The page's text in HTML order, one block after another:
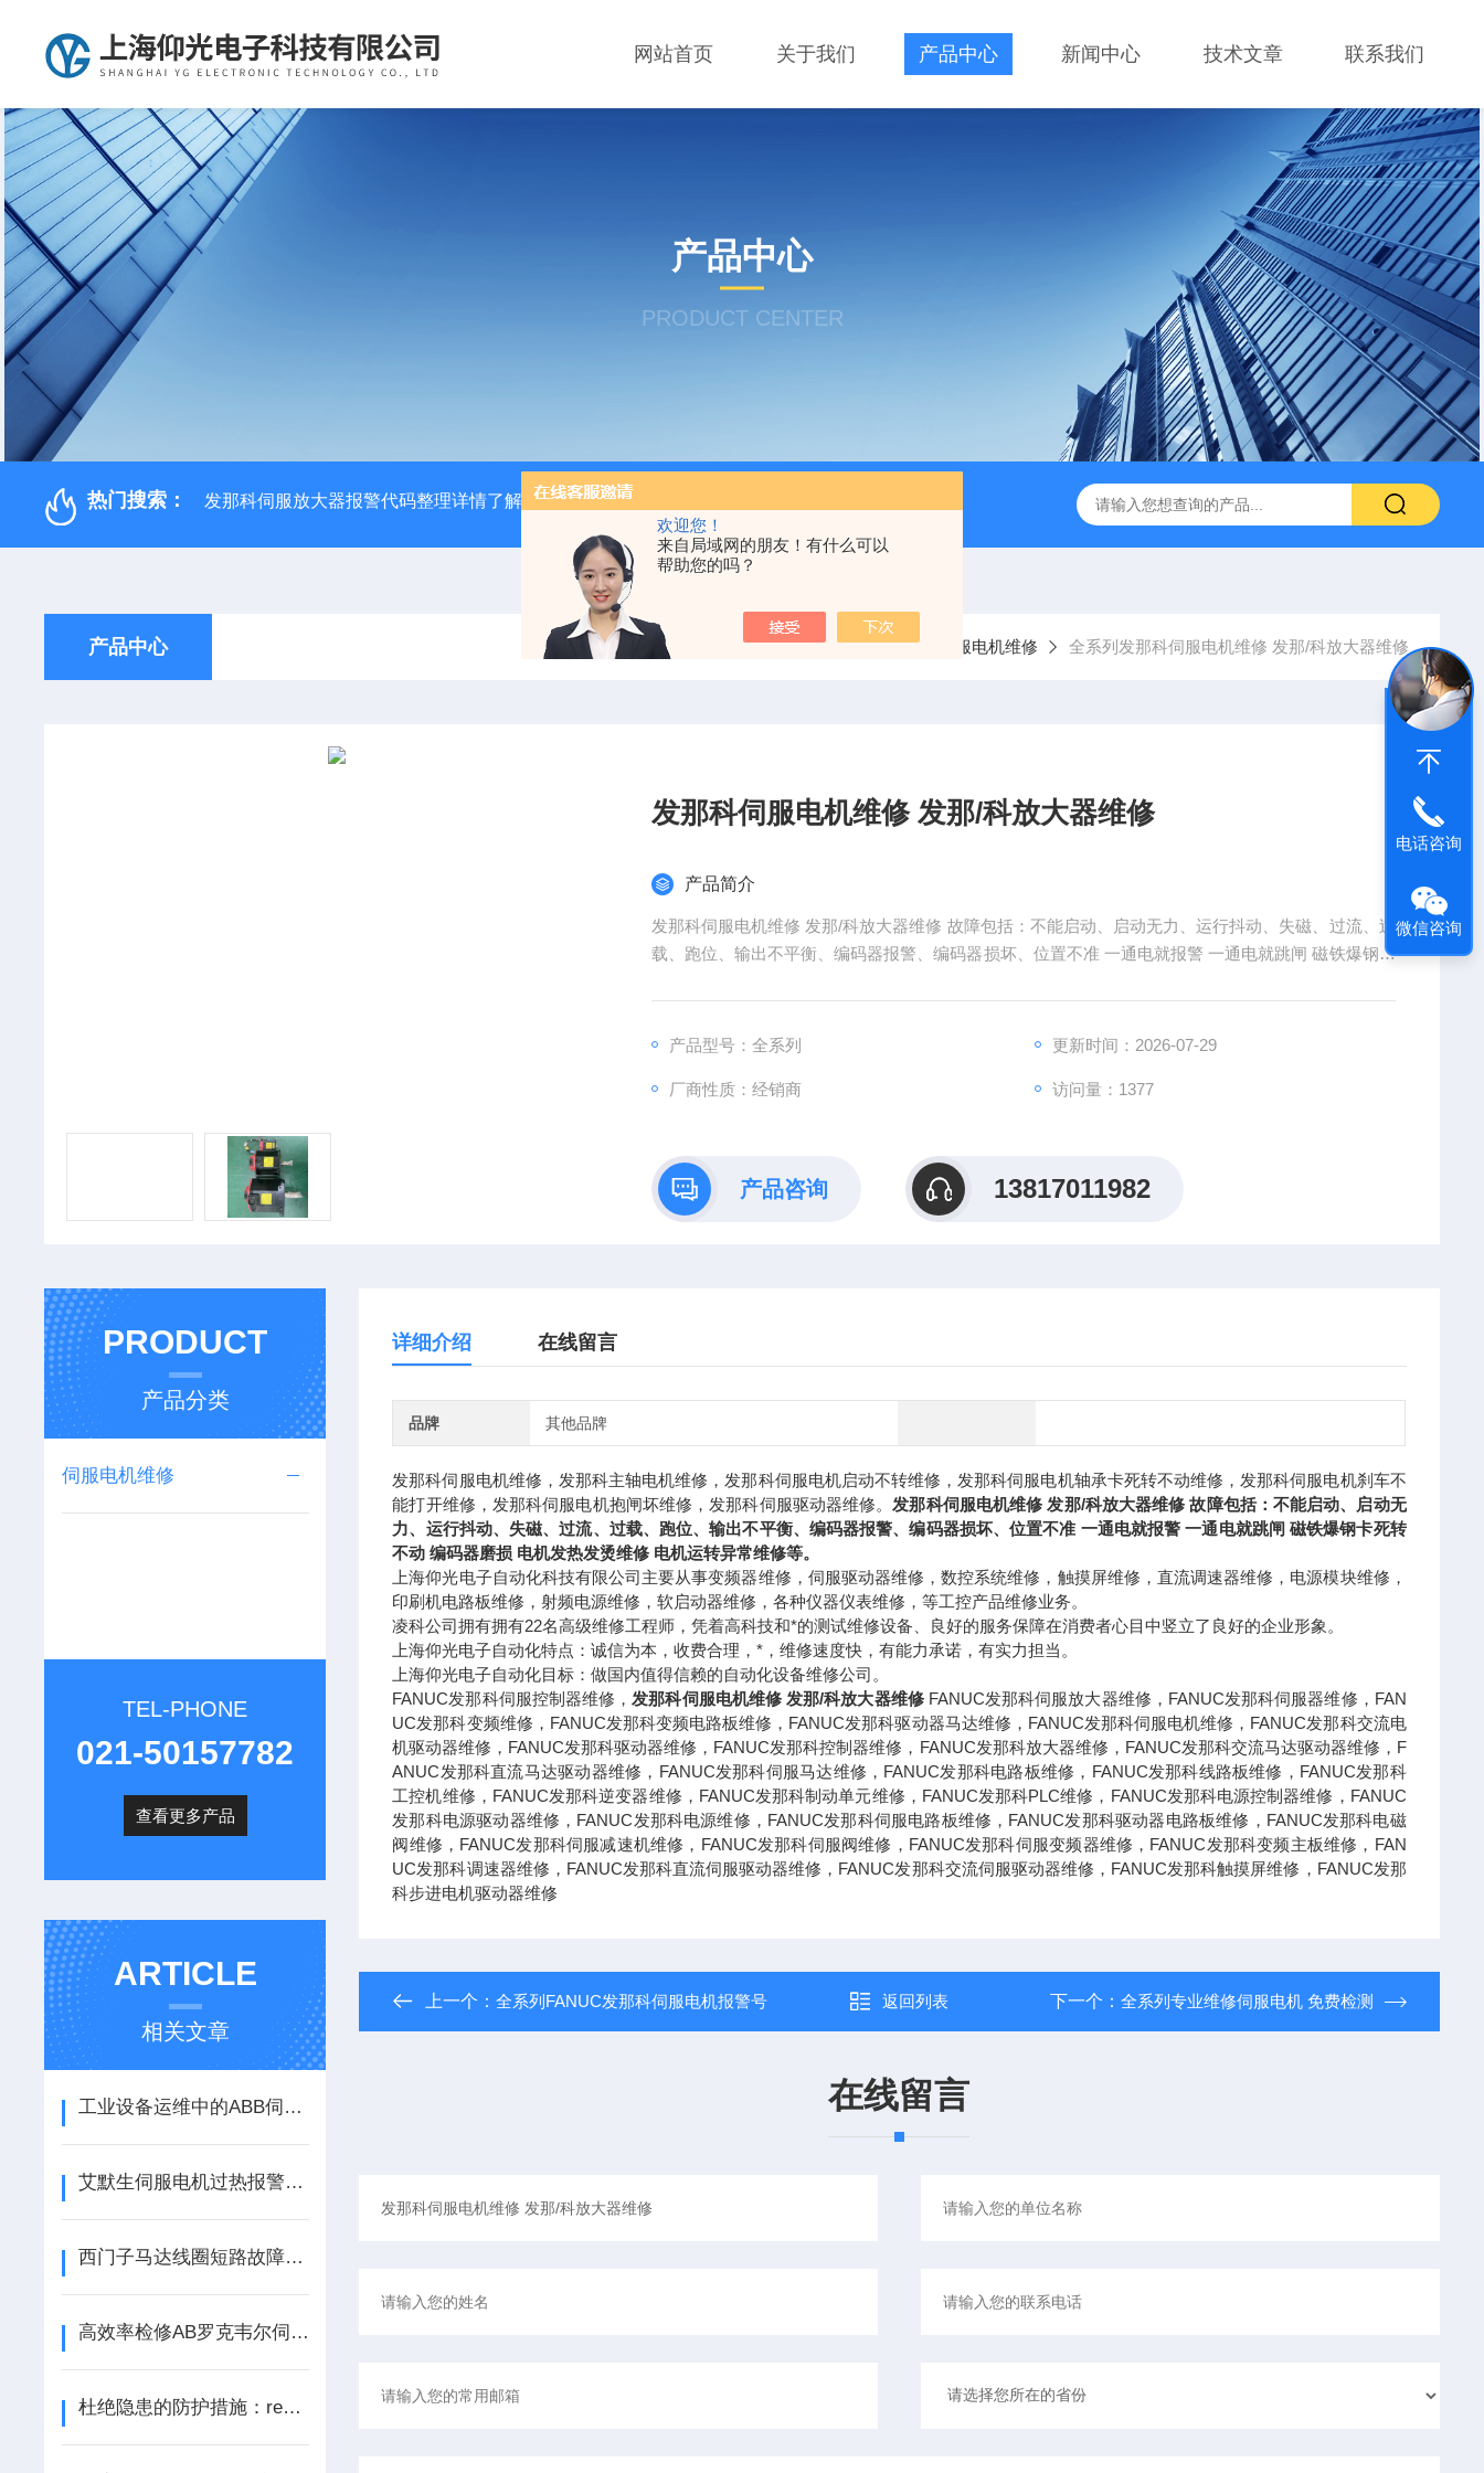
欢迎您！
来自局域网的朋友！有什么可以
帮助您的吗？
网站首页 关于我们 产品中心 新闻中心 技术文章 联系我们
产品中心
PRODUCT CENTER
热门搜索： 发那科伺服放大器报警代码整理详情了解 广州数控GSK980TD系统故障报警分析 全系列ABB变频器ACS88*代码F0010报警维修 FANUC数控系统常见故
产品中心 当前位置：首页 产品中心 伺服电机维修 全系列发那科伺服电机维修 发那/科放大器维修
发那科伺服电机维修 发那/科放大器维修
产品简介
发那科伺服电机维修 发那/科放大器维修 故障包括：不能启动、启动无力、运行抖动、失磁、过流、过
载、跑位、输出不平衡、编码器报警、编码器损坏、位置不准 一通电就报警 一通电就跳闸 磁铁爆钢卡
产品型号：全系列 更新时间：2026-07-29
厂商性质：经销商 访问量：1377
产品咨询 13817011982
PRODUCT
产品分类
伺服电机维修
TEL-PHONE
021-50157782
查看更多产品
ARTICLE
相关文章
工业设备运维中的ABB伺服电机维修要点探析
艾默生伺服电机过热报警故障处理方法 | 专业维修注意事项大全
西门子马达线圈短路故障原因及SIEMENS伺服电机使用避坑要点
高效率检修AB罗克韦尔伺服马达三大类故障
杜绝隐患的防护措施：rexroth力士乐伺服显示 F2021 维修方法
详细介绍 在线留言
品牌 其他品牌
发那科伺服电机维修，发那科主轴电机维修，发那科伺服电机启动不转维修，发那科伺服电机轴承卡死转不动维修，发那科伺服电机刹车不
能打开维修，发那科伺服电机抱闸坏维修，发那科伺服驱动器维修。 发那科伺服电机维修 发那/科放大器维修 故障包括：不能启动、启动无
力、运行抖动、失磁、过流、过载、跑位、输出不平衡、编码器报警、编码器损坏、位置不准 一通电就报警 一通电就跳闸 磁铁爆钢卡死转
不动 编码器磨损 电机发热发烫维修 电机运转异常维修等。
上海仰光电子自动化科技有限公司主要从事变频器维修，伺服驱动器维修，数控系统维修，触摸屏维修，直流调速器维修，电源模块维修，
印刷机电路板维修，射频电源维修，软启动器维修，各种仪器仪表维修，等工控产品维修业务。
凌科公司拥有拥有22名高级维修工程师，凭着高科技和*的测试维修设备、良好的服务保障在消费者心目中竖立了良好的企业形象。
上海仰光电子自动化特点：诚信为本，收费合理，*，维修速度快，有能力承诺，有实力担当。
上海仰光电子自动化目标：做国内值得信赖的自动化设备维修公司。
FANUC发那科伺服控制器维修， 发那科伺服电机维修 发那/科放大器维修FANUC发那科伺服放大器维修，FANUC发那科伺服器维修，FAN
UC发那科变频维修，FANUC发那科变频电路板维修，FANUC发那科驱动器马达维修，FANUC发那科伺服电机维修，FANUC发那科交流电
机驱动器维修，FANUC发那科驱动器维修，FANUC发那科控制器维修，FANUC发那科放大器维修，FANUC发那科交流马达驱动器维修，F
ANUC发那科直流马达驱动器维修，FANUC发那科伺服马达维修，FANUC发那科电路板维修，FANUC发那科线路板维修，FANUC发那科
工控机维修，FANUC发那科逆变器维修，FANUC发那科制动单元维修，FANUC发那科PLC维修，FANUC发那科电源控制器维修，FANUC
发那科电源驱动器维修，FANUC发那科电源维修，FANUC发那科伺服电路板维修，FANUC发那科驱动器电路板维修，FANUC发那科电磁
阀维修，FANUC发那科伺服减速机维修，FANUC发那科伺服阀维修，FANUC发那科伺服变频器维修，FANUC发那科变频主板维修，FAN
UC发那科调速器维修，FANUC发那科直流伺服驱动器维修，FANUC发那科交流伺服驱动器维修，FANUC发那科触摸屏维修，FANUC发那
科步进电机驱动器维修
上一个：全系列FANUC发那科伺服电机报警号 返回列表 下一个： 全系列专业维修伺服电机 免费检测
在线留言
电话咨询
微信咨询